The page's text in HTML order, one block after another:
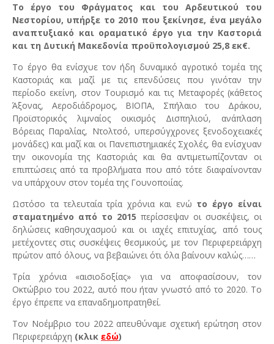
Το έργο του Φράγματος και του Αρδευτικού του
Νεστορίου, υπήρξε το 2010 που ξεκίνησε, ένα μεγάλο
αναπτυξιακό και οραματικό έργο για την Καστοριά
και τη Δυτική Μακεδονία προϋπολογισμού 25,8 εκ€.
Το έργο θα ενίσχυε τον ήδη δυναμικό αγροτικό τομέα της
Καστοριάς και μαζί με τις επενδύσεις που γινόταν την
περίοδο εκείνη, στον Τουρισμό και τις Μεταφορές (κάθετος
Άξονας, Αεροδιάδρομος, ΒΙΟΠΑ, Σπήλαιο του Δράκου,
Προϊστορικός λιμναίος οικισμός Δισπηλιού, ανάπλαση
Βόρειας Παραλίας, Ντολτσό, υπερσύγχρονες ξενοδοχειακές
μονάδες) και μαζί και οι Πανεπιστημιακές Σχολές, θα ενίσχυαν
την οικονομία της Καστοριάς και θα αντιμετωπίζονταν οι
επιπτώσεις από τα προβλήματα που από τότε διαφαίνονταν
να υπάρχουν στον τομέα της Γουνοποιίας.
Ωστόσο τα τελευταία τρία χρόνια και ενώ το έργο είναι
σταματημένο από το 2015 περίσσεψαν οι συσκέψεις, οι
δηλώσεις καθησυχασμού και οι ιαχές επιτυχίας, από τους
μετέχοντες στις συσκέψεις θεσμικούς, με τον Περιφερειάρχη
πρώτον από όλους, να βεβαιώνει ότι όλα βαίνουν καλώς……
Τρία χρόνια «αισιοδοξίας» για να αποφασίσουν, τον
Οκτώβριο του 2022, αυτό που ήταν γνωστό από το 2020. Το
έργο έπρεπε να επαναδημοπρατηθεί.
Τον Νοέμβριο του 2022 απευθύναμε σχετική ερώτηση στον
Περιφερειάρχη (κλικ εδώ)